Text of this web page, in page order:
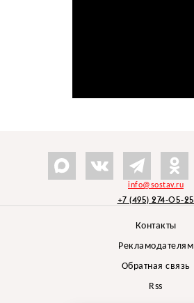
info@sostav.ru
+7 (495) 274-05-25
Контакты
Рекламодателям
Обратная связь
Rss